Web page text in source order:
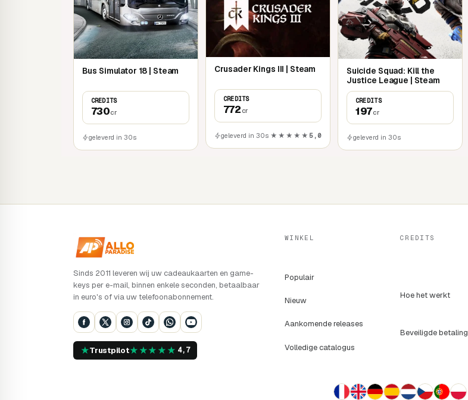
Bus Simulator 18 | Steam
CREDITS
730cr
geleverd in 30s
Crusader Kings III | Steam
CREDITS
772 cr
geleverd in 30s ★★★★★ 5,0
Suicide Squad: Kill the
Justice League | Steam
CREDITS
197cr
geleverd in 30s
Sinds 2011 leveren wij uw cadeaukaarten en game-
keys per e-mail, binnen enkele seconden, betaalbaar
in euro's of via uw telefoonabonnement.
★Trustpilot★★★★★ 4,7
WINKEL
Populair
Nieuw
Aankomende releases
Volledige catalogus
CREDITS
Hoe het werkt
Beveiligde betaling